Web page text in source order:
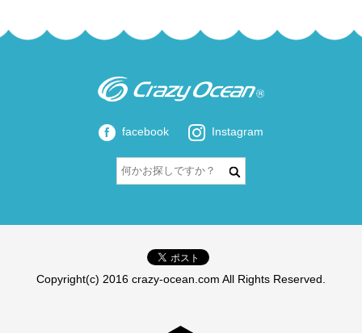
facebook Instagram
Copyright(c) 2016 crazy-ocean.com All Rights Reserved.